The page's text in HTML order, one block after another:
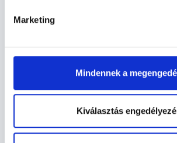
Marketing
Mindennek a
Kiválasztás
Endokrinológia
Endokrinológia TERÜLETHEZ
KAPCSOLÓDÓ SZAKTERÜLETEK
Szolgáltatások